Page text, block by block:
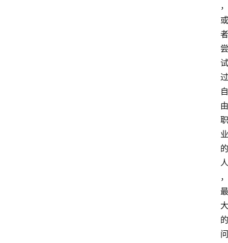
，
或
者
尝
试
过
自
由
职
业
的
人
，
最
大
的
问